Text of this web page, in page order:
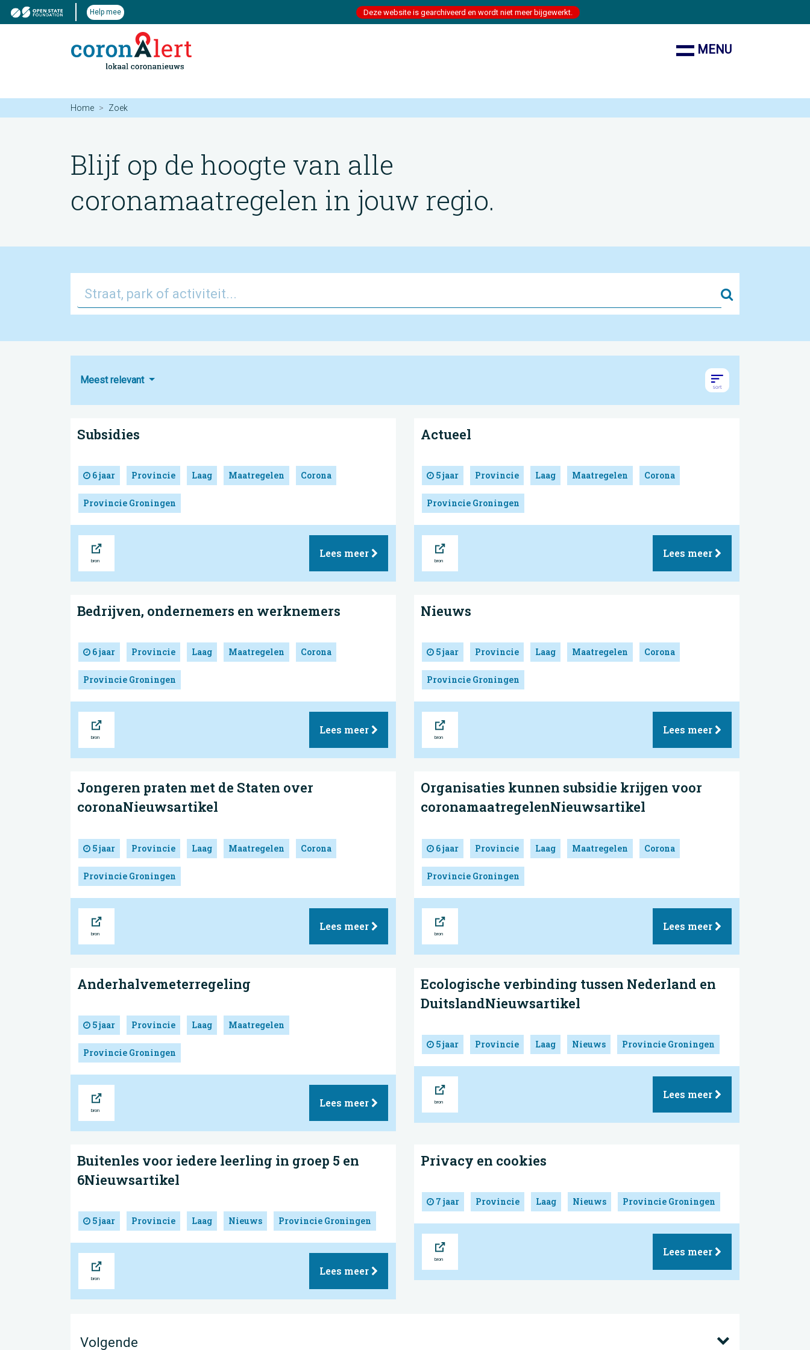
Help mee Deze website is gearchiveerd en wordt niet meer bijgewerkt.
MENU
Home Zoek
Blijf op de hoogte van alle
coronamaatregelen in jouw regio.
Zoek
Meest relevant
Subsidies
6 jaar Provincie Laag Maatregelen Corona
Provincie Groningen
Lees meer
Actueel
5 jaar Provincie Laag Maatregelen Corona
Provincie Groningen
Lees meer
Bedrijven, ondernemers en werknemers
6 jaar Provincie Laag Maatregelen Corona
Provincie Groningen
Lees meer
Nieuws
5 jaar Provincie Laag Maatregelen Corona
Provincie Groningen
Lees meer
Jongeren praten met de Staten over
coronaNieuwsartikel
5 jaar Provincie Laag Maatregelen Corona
Provincie Groningen
Lees meer
Organisaties kunnen subsidie krijgen voor
coronamaatregelenNieuwsartikel
6 jaar Provincie Laag Maatregelen Corona
Provincie Groningen
Lees meer
Anderhalvemeterregeling
5 jaar Provincie Laag Maatregelen
Provincie Groningen
Lees meer
Ecologische verbinding tussen Nederland en
DuitslandNieuwsartikel
5 jaar Provincie Laag Nieuws Provincie Groningen
Lees meer
Buitenles voor iedere leerling in groep 5 en
6Nieuwsartikel
5 jaar Provincie Laag Nieuws Provincie Groningen
Lees meer
Privacy en cookies
7 jaar Provincie Laag Nieuws Provincie Groningen
Lees meer
Volgende